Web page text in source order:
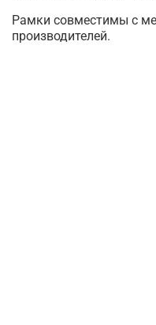
Рамки совместимы с
производителей.